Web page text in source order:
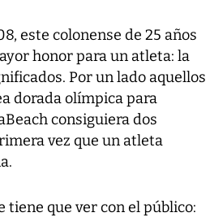
este colonense de 25 años
honor para un atleta: la
Por un lado aquellos
dorada olímpica para
consiguiera dos
vez que un atleta
tiene que ver con el público: